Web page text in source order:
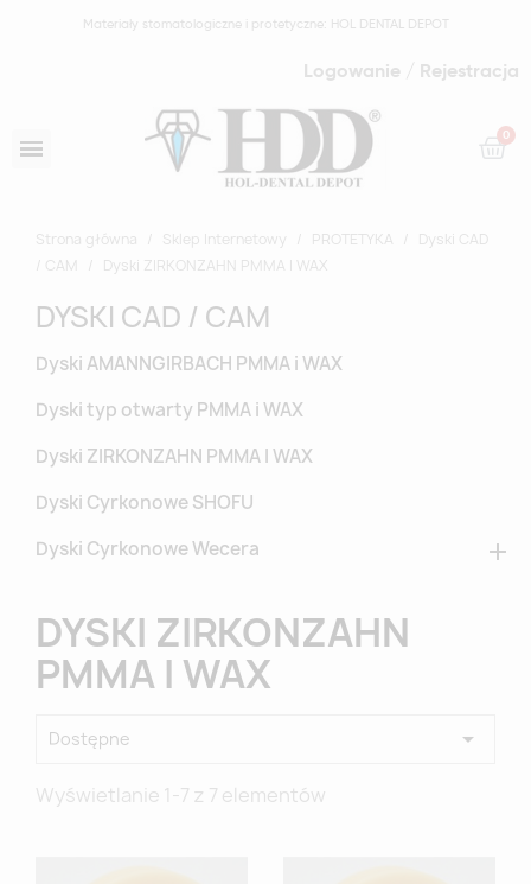
Materiały stomatologiczne i protetyczne: HOL DENTAL DEPOT
Logowanie / Rejestracja
Strona główna Sklep Internetowy PROTETYKA
Dyski CAD
/ CAM
Dyski ZIRKONZAHN PMMA I WAX
DYSKI CAD / CAM
Dyski AMANNGIRBACH PMMA i WAX
Dyski typ otwarty PMMA i WAX
Dyski ZIRKONZAHN PMMA I WAX
Dyski Cyrkonowe SHOFU
Dyski Cyrkonowe Wecera

DYSKI ZIRKONZAHN
PMMA I WAX
Dostępne 
Wyświetlanie 1-7 z 7 elementów